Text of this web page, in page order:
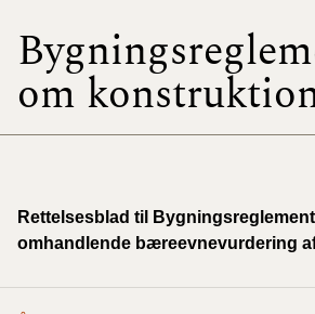
om
Rettelsesblad til
omhandlende bæreevnevurdering